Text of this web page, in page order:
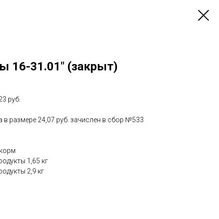
16-31.01" (закрыт)
руб.
в размере 24,07 руб. зачислен в сбор №533
1,65 кг
2,9 кг